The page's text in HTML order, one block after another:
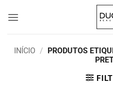
INÍCIO / PRODUTOS